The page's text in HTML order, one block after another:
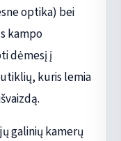
optika) bei
kampo
dėmesį į
kuris lemia
galinių kamerų